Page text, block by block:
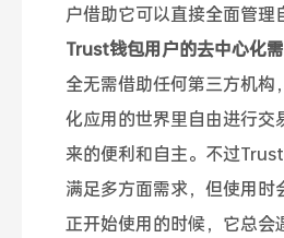
户借助它可以直接全面管理
Trust钱包用户的去中心化
全无需借助任何第三方机构
化应用的世界里自由进行交
来的便利和自主。不过
满足多方面需求，但使用时
正开始使用的时候，它总会